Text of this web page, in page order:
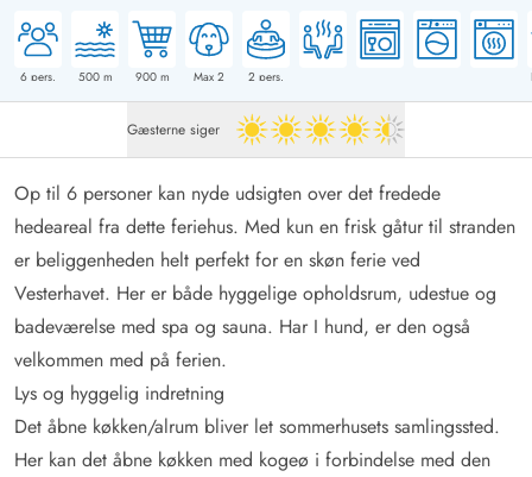
6 pers. 500m 900m Max 2 2 pers.
Gæsterne siger 4.5 ud af 5
Op til 6 personer kan nyde udsigten over det fredede
hedeareal fra dette feriehus. Med kun en frisk gåtur til stranden
er beliggenheden helt perfekt for en skøn ferie ved
Vesterhavet. Her er både hyggelige opholdsrum, udestue og
badeværelse med spa og sauna. Har I hund, er den også
velkommen med på ferien.
Lys og hyggelig indretning
Det åbne køkken/alrum bliver let sommerhusets samlingssted.
Her kan det åbne køkken med kogeø i forbindelse med den